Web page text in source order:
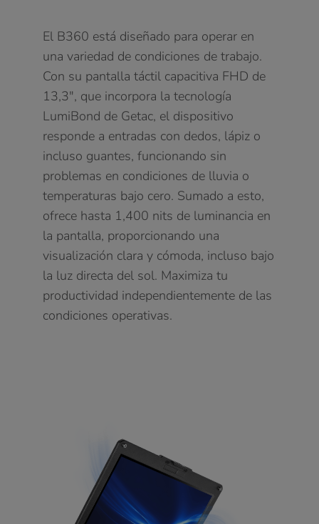
El B360 está diseñado para operar en
una variedad de condiciones de trabajo.
Con su pantalla táctil capacitiva FHD de
13,3", que incorpora la tecnología
LumiBond de Getac, el dispositivo
responde a entradas con dedos, lápiz o
incluso guantes, funcionando sin
problemas en condiciones de lluvia o
temperaturas bajo cero. Sumado a esto,
ofrece hasta 1,400 nits de luminancia en
la pantalla, proporcionando una
visualización clara y cómoda, incluso bajo
la luz directa del sol. Maximiza tu
productividad independientemente de las
condiciones operativas.